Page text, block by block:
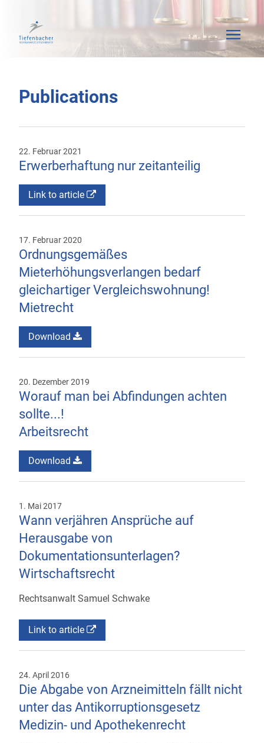
Publications
22. Februar 2021
Erwerberhaftung nur zeitanteilig
Link to article
17. Februar 2020
Ordnungsgemäßes
Mieterhöhungsverlangen bedarf
gleichartiger Vergleichswohnung!
Mietrecht
Download
20. Dezember 2019
Worauf man bei Abfindungen achten
sollte...!
Arbeitsrecht
Download
1. Mai 2017
Wann verjähren Ansprüche auf
Herausgabe von
Dokumentationsunterlagen?
Wirtschaftsrecht
Rechtsanwalt Samuel Schwake
Link to article
24. April 2016
Die Abgabe von Arzneimitteln fällt nicht
unter das Antikorruptionsgesetz
Medizin- und Apothekenrecht